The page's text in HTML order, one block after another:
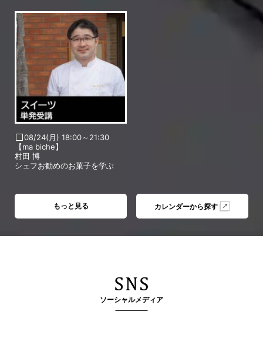
08/24(月) 18:00～21:30
【ma biche】
村田 博
シェフお勧めのお菓子を学ぶ
もっと見る カレンダーから探す
ソーシャルメディア